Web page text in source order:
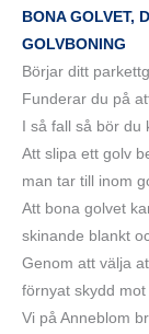
BONA GOLVET,
GOLVBONING
Börjar ditt
Funderar du på
I så fall så bör du
Att slipa ett golv
man tar till inom
Att bona golvet
skinande blankt
Genom att välja
förnyat skydd mot
Vi på Anneblom